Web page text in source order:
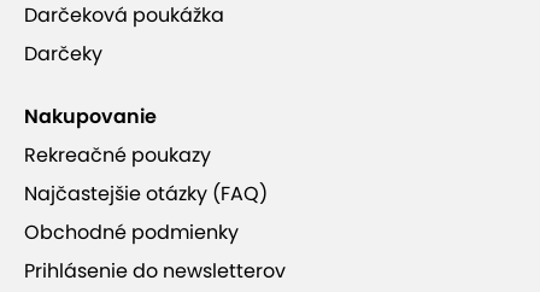
Darčeková poukážka
Darčeky
Nakupovanie
Rekreačné poukazy
Najčastejšie otázky (FAQ)
Obchodné podmienky
Prihlásenie do newsletterov